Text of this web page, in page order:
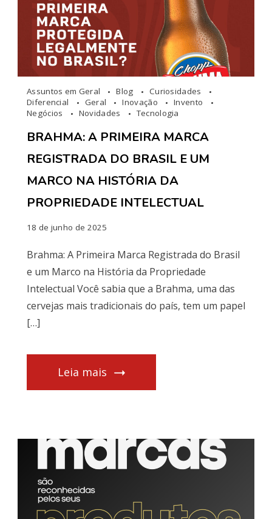
Assuntos em Geral Blog
Curiosidades
Diferencial
Geral Inovação
Invento
Negócios
Novidades Tecnologia
BRAHMA: A PRIMEIRA MARCA
REGISTRADA DO BRASIL E UM
MARCO NA HISTÓRIA DA
PROPRIEDADE INTELECTUAL
18 de junho de 2025
Brahma: A Primeira Marca Registrada do Brasil
e um Marco na História da Propriedade
Intelectual Você sabia que a Brahma, uma das
cervejas mais tradicionais do país, tem um papel
[…]
Leia mais